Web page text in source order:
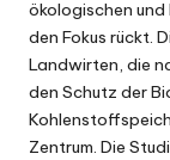
ökologischen und
den Fokus rückt.
Landwirten, die
den Schutz der
Zentrum. Die